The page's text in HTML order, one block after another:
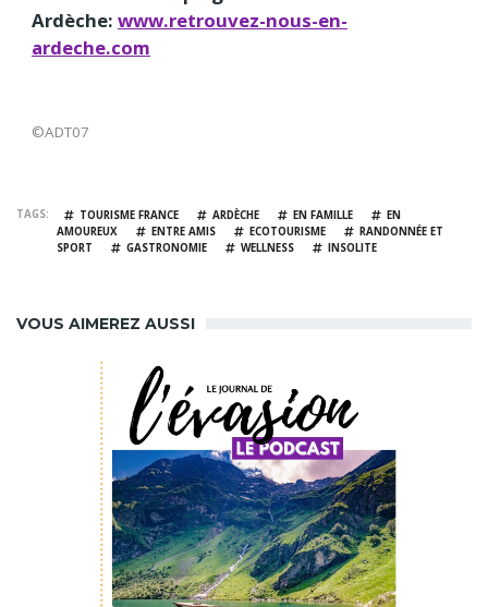
Ardèche: www.retrouvez-nous-en-
ardeche.com
©ADT07
TAGS TOURISME FRANCE ARDÈCHE EN FAMILLE
EN
AMOUREUX
ENTRE AMIS ECOTOURISME
RANDONNÉE ET
SPORT
GASTRONOMIE WELLNESS INSOLITE
VOUS AIMEREZ AUSSI